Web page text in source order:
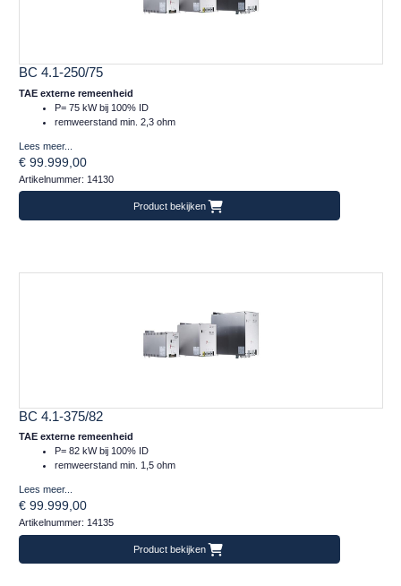
BC 4.1-250/75
TAE externe remeenheid
P= 75 kW bij 100% ID
remweerstand min. 2,3 ohm
Lees meer...
€ 99.999,00
Artikelnummer: 14130
Product bekijken
BC 4.1-375/82
TAE externe remeenheid
P= 82 kW bij 100% ID
remweerstand min. 1,5 ohm
Lees meer...
€ 99.999,00
Artikelnummer: 14135
Product bekijken